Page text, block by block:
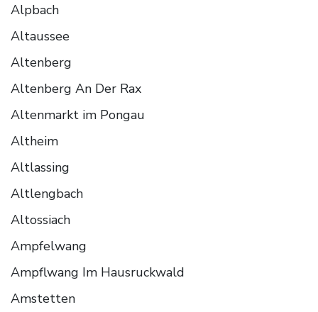
Alpbach
Altaussee
Altenberg
Altenberg An Der Rax
Altenmarkt im Pongau
Altheim
Altlassing
Altlengbach
Altossiach
Ampfelwang
Ampflwang Im Hausruckwald
Amstetten